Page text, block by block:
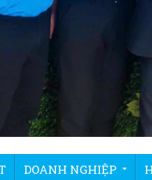
DOANH NGHIỆP